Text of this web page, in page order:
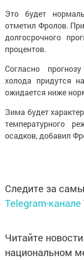
Это будет
отметил Фролов.
долгосрочного
процентов.
Согласно
холода придутся
ожидается ниже
Зима будет
температурного
осадков, добавил
Следите за
Telegram-канале
Читайте
национальном